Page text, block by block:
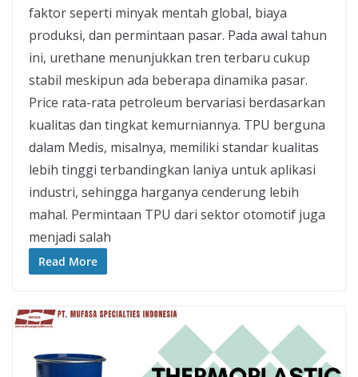
faktor seperti minyak mentah global, biaya
produksi, dan permintaan pasar. Pada awal tahun
ini, urethane menunjukkan tren terbaru cukup
stabil meskipun ada beberapa dinamika pasar.
Price rata-rata petroleum bervariasi berdasarkan
kualitas dan tingkat kemurniannya. TPU berguna
dalam Medis, misalnya, memiliki standar kualitas
lebih tinggi terbandingkan laniya untuk aplikasi
industri, sehingga harganya cenderung lebih
mahal. Permintaan TPU dari sektor otomotif juga
menjadi salah
Read More